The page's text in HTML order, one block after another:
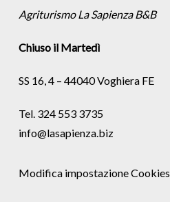
Agriturismo La Sapienza B&B
Chiuso il Martedì
SS 16, 4 – 44040 Voghiera FE
Tel. 324 553 3735
info@lasapienza.biz
Modifica impostazione Cookies